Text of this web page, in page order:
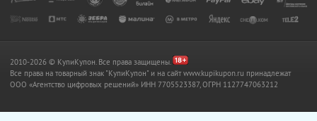
2010-2026 © КупиКупон. Все права защищены.
Все права на товарный знак "КупиКупон" и на сайт www.kupikupon.ru принадлежат
OOO «Агентство цифровых решений» ИНН 7705523387, ОГРН 1127747063212